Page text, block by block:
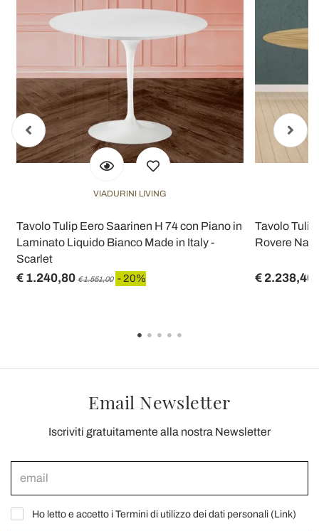
VIADURINI LIVING
Tavolo Tulip Eero Saarinen H 74 con Piano in
Laminato Liquido Bianco Made in Italy -
Scarlet
€ 1.240,80 € 1.551,00 - 20%
Tavolo
Rovere
€ 2.238,40
Email Newsletter
Iscriviti gratuitamente alla nostra Newsletter
Ho letto e accetto i Termini di utilizzo dei dati personali (Link)